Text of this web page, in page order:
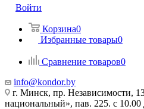
Войти
Корзина0
Избранные товары0
Сравнение товаров0
info@kondor.by
г. Минск, пр. Независимости,
национальный», пав. 225. с